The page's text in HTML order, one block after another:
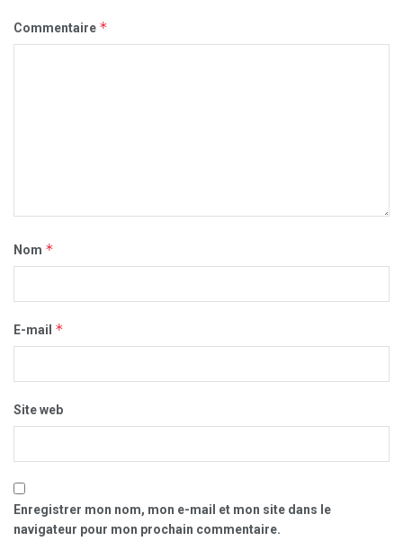
Commentaire *
Nom *
E-mail *
Site web
Enregistrer mon nom, mon e-mail et mon site dans le
navigateur pour mon prochain commentaire.